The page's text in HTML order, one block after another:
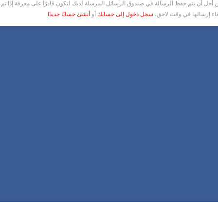
أجل أن يتم حفظ الرسالة في صندوق الرسائل المرسلة لديك لتكون قادرًا على معرفة إذا تم
إرسالها في وقت لاحق، سجل دخول إلى حسابك أو أنشئ حسابًا جديدًا .